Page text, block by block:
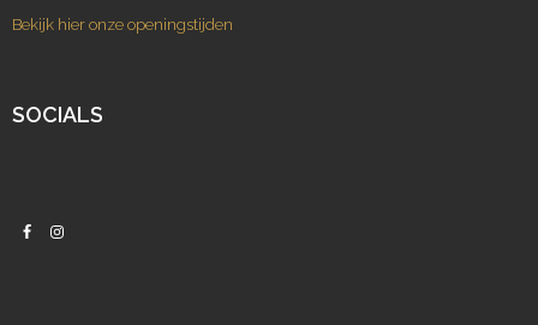
Bekijk hier onze openingstijden
SOCIALS